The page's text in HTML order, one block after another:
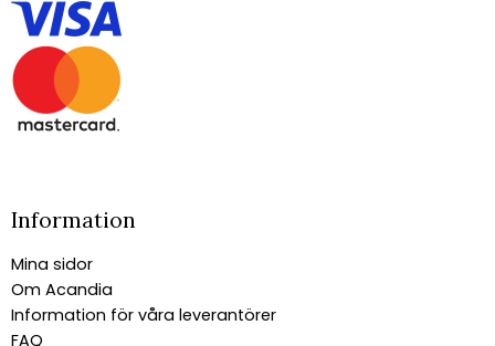
Information
Mina sidor
Om Acandia
Information för våra leverantörer
FAQ